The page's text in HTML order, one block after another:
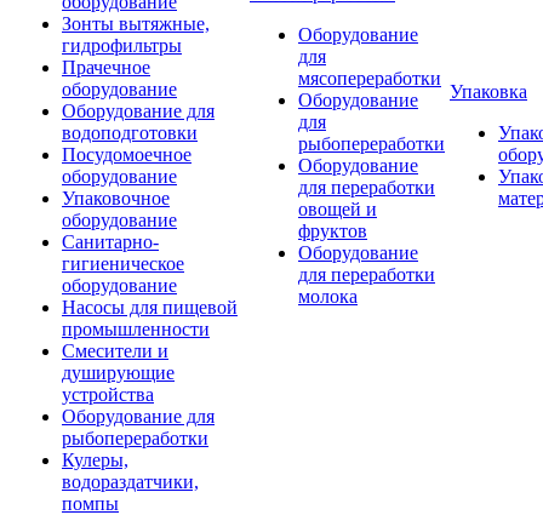
Зонты вытяжные,
гидрофильтры
Прачечное
оборудование
Оборудование для
водоподготовки
Посудомоечное
оборудование
Упаковочное
оборудование
Санитарно-
гигиеническое
оборудование
Насосы для пищевой
промышленности
Смесители и
душирующие
устройства
Оборудование для
рыбопереработки
Кулеры,
водораздатчики,
помпы
Оборудование
для
мясопереработки
Оборудование
для
рыбопереработки
Оборудование
для переработки
овощей и
фруктов
Оборудование
для переработки
молока
Упаковка